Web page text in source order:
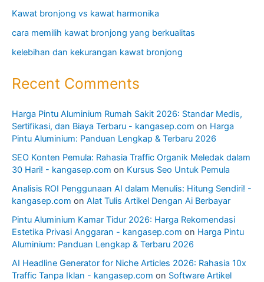
Kawat bronjong vs kawat harmonika
cara memilih kawat bronjong yang berkualitas
kelebihan dan kekurangan kawat bronjong
Recent Comments
Harga Pintu Aluminium Rumah Sakit 2026: Standar Medis,
Sertifikasi, dan Biaya Terbaru - kangasep.com on Harga
Pintu Aluminium: Panduan Lengkap & Terbaru 2026
SEO Konten Pemula: Rahasia Traffic Organik Meledak dalam
30 Hari! - kangasep.com on Kursus Seo Untuk Pemula
Analisis ROI Penggunaan AI dalam Menulis: Hitung Sendiri! -
kangasep.com on Alat Tulis Artikel Dengan Ai Berbayar
Pintu Aluminium Kamar Tidur 2026: Harga Rekomendasi
Estetika Privasi Anggaran - kangasep.com on Harga Pintu
Aluminium: Panduan Lengkap & Terbaru 2026
AI Headline Generator for Niche Articles 2026: Rahasia 10x
Traffic Tanpa Iklan - kangasep.com on Software Artikel